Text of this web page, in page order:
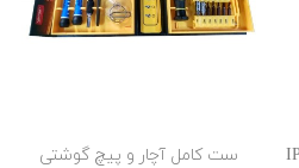
ست کامل آچار و پیچ گوشتی